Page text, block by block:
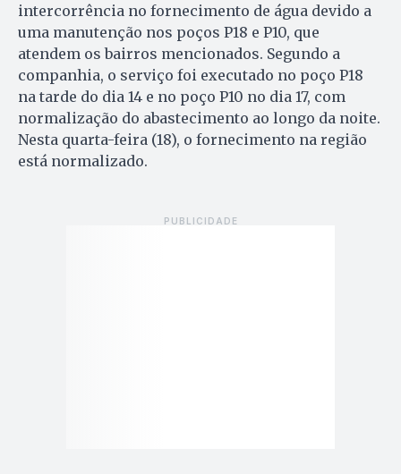
intercorrência no fornecimento de água devido a
uma manutenção nos poços P18 e P10, que
atendem os bairros mencionados. Segundo a
companhia, o serviço foi executado no poço P18
na tarde do dia 14 e no poço P10 no dia 17, com
normalização do abastecimento ao longo da noite.
Nesta quarta-feira (18), o fornecimento na região
está normalizado.